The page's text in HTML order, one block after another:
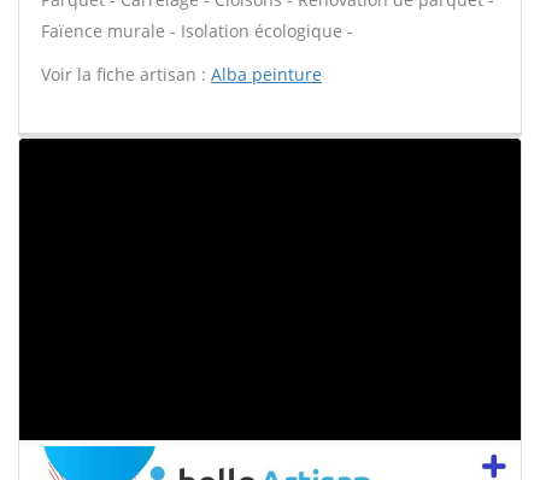
Faïence murale - Isolation écologique -
Voir la fiche artisan : Alba peinture